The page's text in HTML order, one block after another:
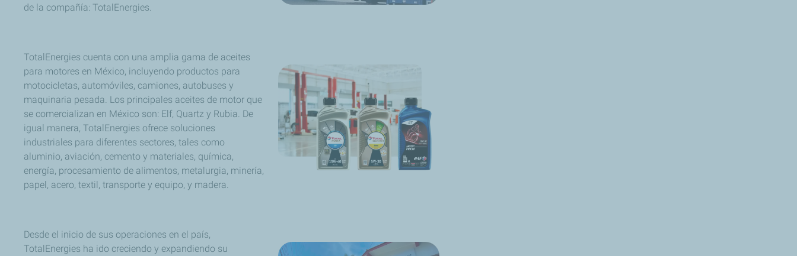
de la compañía: TotalEnergies.
TotalEnergies cuenta con una amplia gama de aceites
para motores en México, incluyendo productos para
motocicletas, automóviles, camiones, autobuses y
maquinaria pesada. Los principales aceites de motor que
se comercializan en México son: Elf, Quartz y Rubia. De
igual manera, TotalEnergies ofrece soluciones
industriales para diferentes sectores, tales como
aluminio, aviación, cemento y materiales, química,
energía, procesamiento de alimentos, metalurgia, minería,
papel, acero, textil, transporte y equipo, y madera.
Desde el inicio de sus operaciones en el país,
TotalEnergies ha ido creciendo y expandiendo su